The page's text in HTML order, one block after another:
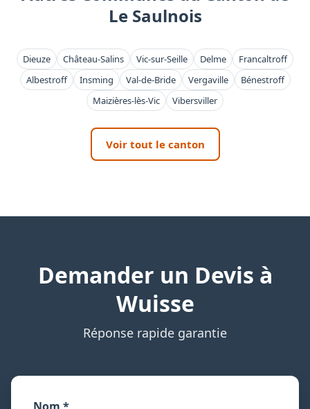
Le Saulnois
Dieuze Château-Salins Vic-sur-Seille Delme
Francaltroff
Albestroff
Insming Val-de-Bride Vergaville
Bénestroff
Maizières-lès-Vic
Vibersviller
Voir tout le canton
Demander un Devis à
Wuisse
Réponse rapide garantie